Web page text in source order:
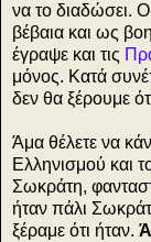
να το διαδώσει.
βέβαια και ως
έγραψε και τις
μόνος. Κατά
δεν θα ξέρουμε
Άμα θέλετε να
Ελληνισμού και
Σωκράτη,
ήταν πάλι
ξέραμε ότι ήταν.